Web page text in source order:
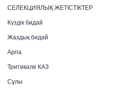
СЕЛЕКЦИЯЛЫҚ ЖЕТІСТІКТЕР
Күздік бидай
Жаздық бидай
Арпа
Тритикале КАЗ
Сұлы